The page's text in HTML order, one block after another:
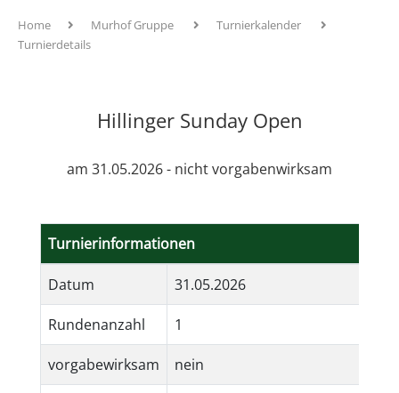
Home Murhof Gruppe
Turnierkalender
Turnierdetails
Hillinger Sunday Open
am 31.05.2026 - nicht vorgabenwirksam
Turnierinformationen
Datum 31.05.2026
Rundenanzahl 1
vorgabewirksam nein